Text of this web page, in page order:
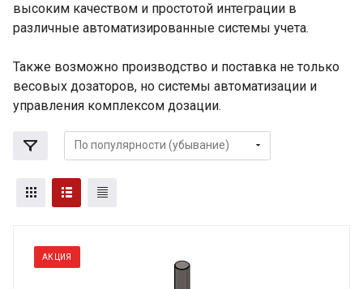
высоким качеством и простотой интеграции в
различные автоматизированные системы учета.
Также возможно производство и поставка не только
весовых дозаторов, но системы автоматизации и
управления комплексом дозации.
АКЦИЯ